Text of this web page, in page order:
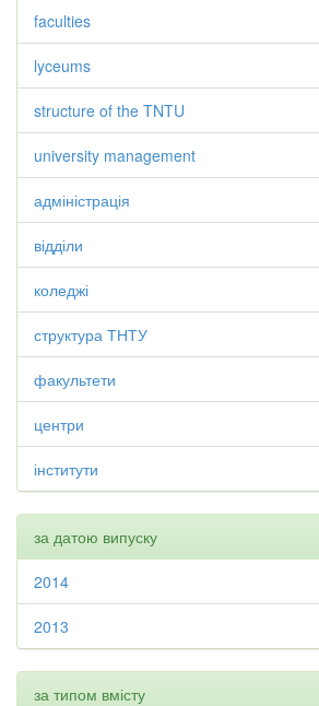
faculties
lyceums
structure of the TNTU
university management
адміністрація
відділи
коледжі
структура ТНТУ
факультети
центри
інститути
за датою випуску
2014
2013
за типом вмісту